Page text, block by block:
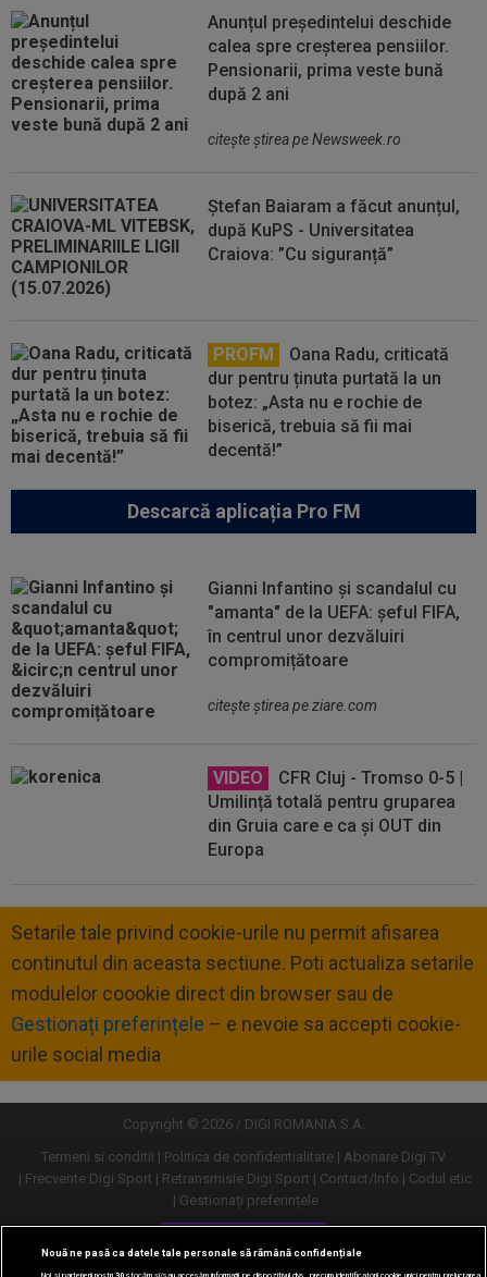
Anunțul președintelui deschide
calea spre creșterea pensiilor.
Pensionarii, prima veste bună
după 2 ani
citeşte ştirea pe Newsweek.ro
Ștefan Baiaram a făcut anunțul,
după KuPS - Universitatea
Craiova: ”Cu siguranță”
PROFM
Oana Radu, criticată
dur pentru ținuta purtată la un
botez: „Asta nu e rochie de
biserică, trebuia să fii mai
decentă!”
Descarcă aplicația Pro FM
Gianni Infantino și scandalul cu
"amanta" de la UEFA: șeful FIFA,
în centrul unor dezvăluiri
compromițătoare
citeşte ştirea pe ziare.com
VIDEO
CFR Cluj - Tromso 0-5 |
Umilință totală pentru gruparea
din Gruia care e ca și OUT din
Europa
Setarile tale privind cookie-urile nu permit afisarea
continutul din aceasta sectiune. Poti actualiza setarile
modulelor coookie direct din browser sau de
Gestionați preferințele – e nevoie sa accepti cookie-
urile social media
Copyright © 2026 / DIGI ROMANIA S.A.
Termeni si conditii
Politica de confidentialitate
Abonare Digi TV
Frecvente Digi Sport
Retransmisie Digi Sport Contact/Info
Codul etic
Gestionați preferințele
Versiune desktop
Nouă ne pasă ca datele tale personale să rămână confidențiale